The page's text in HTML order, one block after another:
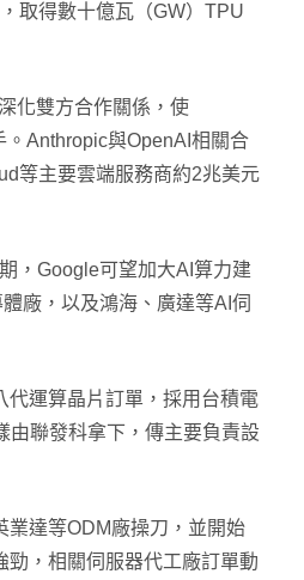
取得數十億瓦（GW）TPU
化雙方合作關係，使
Anthropic與OpenAI相關合
等主要雲端服務商約2兆美元
，Google可望加大AI算力建
廠，以及鴻海、廣達等AI伺
代運算晶片訂單，採用台積電
由聯發科拿下，傳主要負責設
業達等ODM廠操刀，並開始
，相關伺服器代工廠訂單動